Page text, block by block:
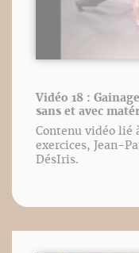
Vidéo 18 :
sans et avec
Contenu vidéo lié
exercices, Jean-
DésIris.